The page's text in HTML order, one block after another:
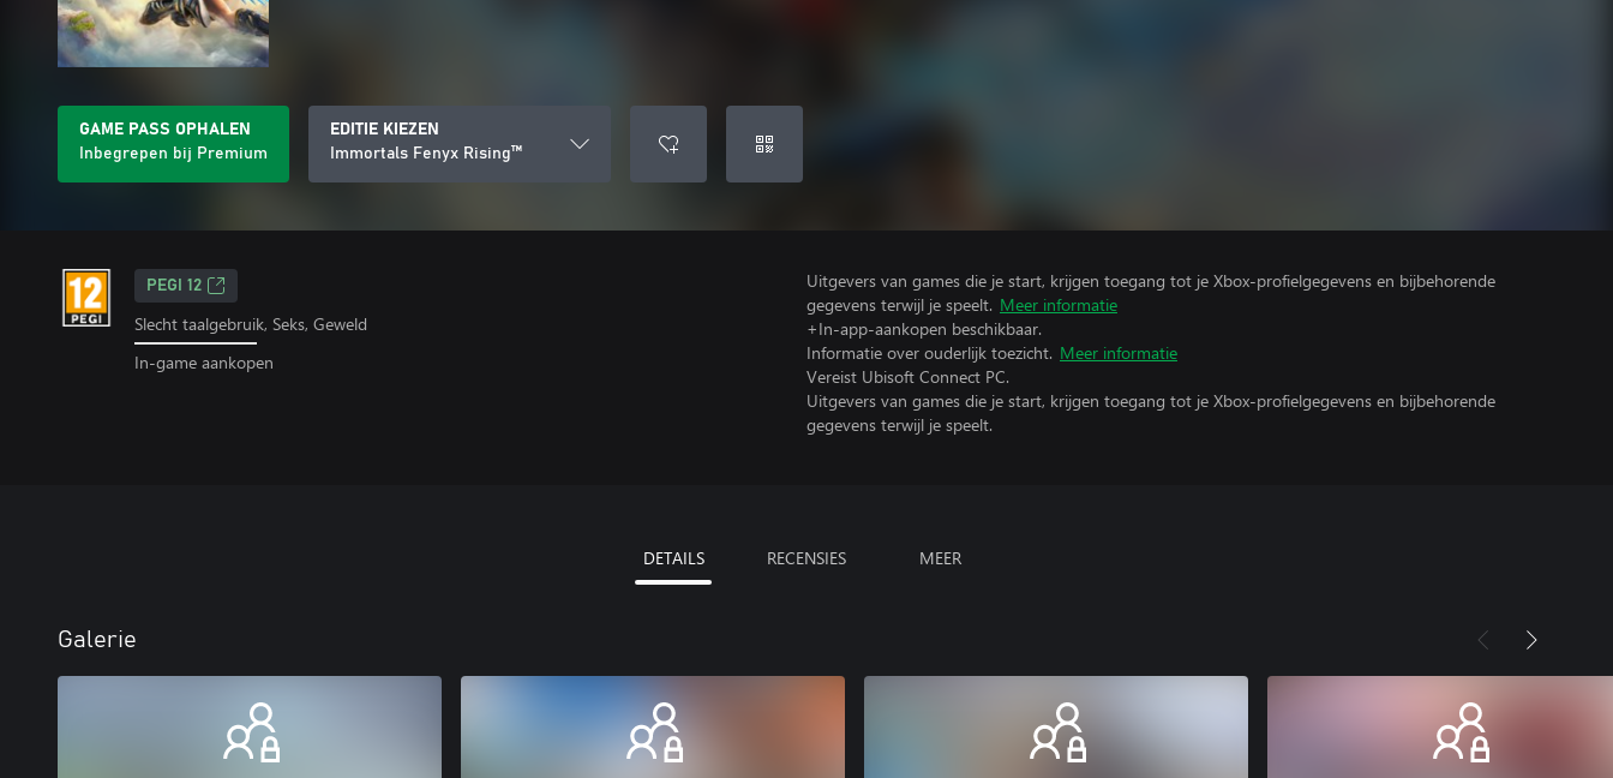
GAME PASS OPHALEN
Inbegrepen bij Premium
EDITIE KIEZEN
Immortals Fenyx Rising™
PEGI 12
Slecht taalgebruik, Seks, Geweld
In-game aankopen
Uitgevers van games die je start, krijgen toegang tot je Xbox-profielgegevens en bijbehorende
gegevens terwijl je speelt. Meer informatie
+In-app-aankopen beschikbaar.
Informatie over ouderlijk toezicht. Meer informatie
Vereist Ubisoft Connect PC.
Uitgevers van games die je start, krijgen toegang tot je Xbox-profielgegevens en bijbehorende
gegevens terwijl je speelt.
DETAILS RECENSIES MEER
Galerie